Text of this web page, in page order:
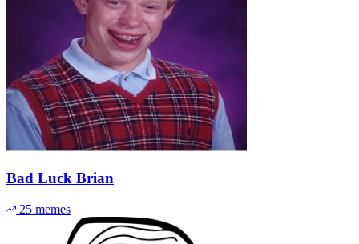
Bad Luck Brian
25 memes